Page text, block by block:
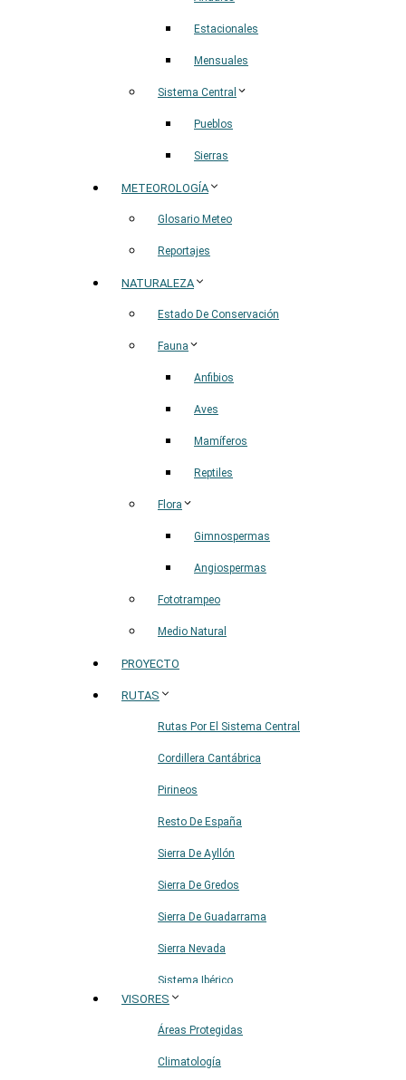
Estacionales
Mensuales
Sistema Central
Pueblos
Sierras
METEOROLOGÍA
Glosario Meteo
Reportajes
NATURALEZA
Estado De Conservación
Fauna
Anfibios
Aves
Mamíferos
Reptiles
Flora
Gimnospermas
Angiospermas
Fototrampeo
Medio Natural
PROYECTO
RUTAS
Rutas Por El Sistema Central
Cordillera Cantábrica
Pirineos
Resto De España
Sierra De Ayllón
Sierra De Gredos
Sierra De Guadarrama
Sierra Nevada
Sistema Ibérico
VISORES
Áreas Protegidas
Climatología